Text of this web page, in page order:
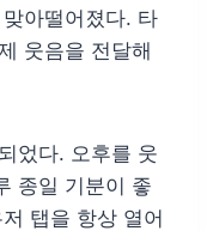
아떨어졌다. 타
웃음을 전달해
었다. 오후를 웃
종일 기분이 좋
탭을 항상 열어